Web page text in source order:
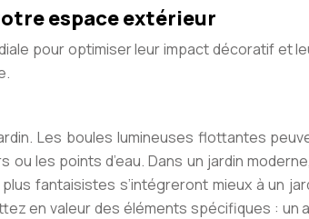
espace extérieur
pour optimiser leur impact décoratif et
Les boules lumineuses flottantes
les points d’eau. Dans un jardin
fantaisistes s’intégreront mieux à un
en valeur des éléments spécifiques : un